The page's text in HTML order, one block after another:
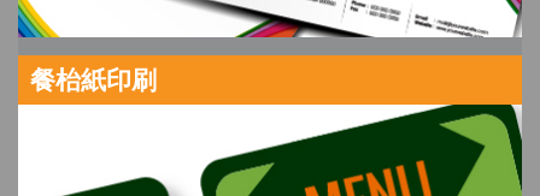
餐枱紙印刷